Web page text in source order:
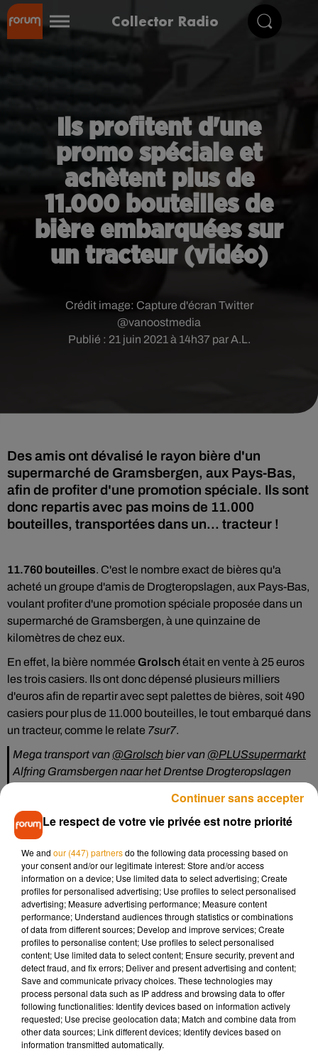
Collector Radio
Ils profitent d'une
promo spéciale et
achètent plus de
11.000 bouteilles de
bière embarquées sur
un tracteur (vidéo)
Publié : 21 juin 2021 à 14h37 par A.L.
Crédit image: Capture d'écran Twitter
@vanoostmedia
Des amis ont dévalisé le rayon bière d'un
supermarché de Gramsbergen, aux Pays-Bas,
afin de profiter d'une promotion spéciale. Ils sont
donc repartis avec pas moins de 11.000
bouteilles, transportées dans un... tracteur !
11.760 bouteilles. C'est le nombre exact de bières qu'a
acheté un groupe d'amis de Drogteropslagen, aux Pays-Bas,
voulant profiter d'une promotion spéciale proposée dans un
supermarché de Gramsbergen, à une quinzaine de
kilomètres de chez eux.
En effet, la bière nommée Grolschétait en vente à 25 euros
les trois casiers. Ils ont donc dépensé plusieurs milliers
d'euros afin de repartir avec sept palettes de bières, soit 490
casiers pour plus de 11.000 bouteilles, le tout embarqué dans
un tracteur, comme le relate 7sur7.
Mega transport van @Grolschbier van @PLUSsupermarkt
Alfring Gramsbergen naar het Drentse Drogteropslagen
— Van Oost Media (drone pilot) (@vanoostmedia)
2021
"C’était plutôt extrême", a réagi Henry Alfring, le propriétaire
du magasin. Si les offres sont normalement limitées à cinq
casiers par client, cette promotion était différente car"c’était
la toute dernière fois", a précisé le responsable. La nouvelle
règle limitant les promotions sur l’alcool à 25% de réduction
entrera en effet en vigueur le 1er juillet prochain.
Âgé de 20 ans, Jørgen Schepers, l'un des garçons du groupe
d'amis, a confié que le stock acheté avait été rangé dans un
hangar, puis entamé dès le premier soir. Les copains
affirment que les 11.760 bouteilles seront finies dans un mois
environ.
Le respect de votre vie privée est notre priorité
We and our (447) partnersdo the following data processing based on
your consent and/or our legitimate interest: Store and/or access
information on a device; Use limited data to select advertising; Create
profiles for personalised advertising; Use profiles to select personalised
advertising; Measure advertising performance; Measure content
performance; Understand audiences through statistics or combinations
of data from different sources; Develop and improve services; Create
profiles to personalise content; Use profiles to select personalised
content; Use limited data to select content; Ensure security, prevent and
detect fraud, and fix errors; Deliver and present advertising and content;
Save and communicate privacy choices. These technologies may
process personal data such as IP address and browsing data to offer
following functionalities: Identify devices based on information actively
requested; Use precise geolocation data; Match and combine data from
other data sources; Link different devices; Identify devices based on
information transmitted automatically.
Continuer sans accepter